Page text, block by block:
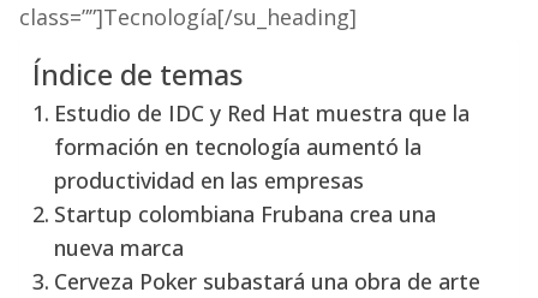
class=””]Tecnología[/su_heading]
Índice de temas
Estudio de IDC y Red Hat muestra que la
formación en tecnología aumentó la
productividad en las empresas
Startup colombiana Frubana crea una
nueva marca
Cerveza Poker subastará una obra de arte